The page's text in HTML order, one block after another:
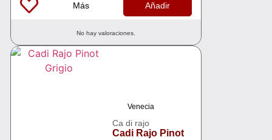
Más Añadir
No hay valoraciones.
Venecia
Ca di rajo
Cadi Rajo Pinot